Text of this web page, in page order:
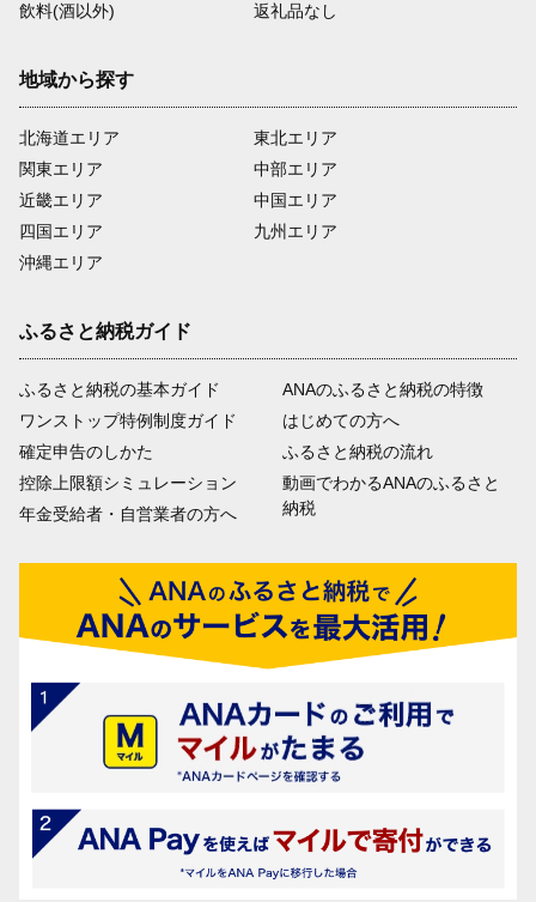
飲料(酒以外)
返礼品なし
地域から探す
北海道エリア
関東エリア
近畿エリア
四国エリア
沖縄エリア
東北エリア
中部エリア
中国エリア
九州エリア
ふるさと納税ガイド
ふるさと納税の基本ガイド
ワンストップ特例制度ガイド
確定申告のしかた
控除上限額シミュレーション
年金受給者・自営業者の方へ
ANAのふるさと納税の特徴
はじめての方へ
ふるさと納税の流れ
動画でわかるANAのふるさと
納税